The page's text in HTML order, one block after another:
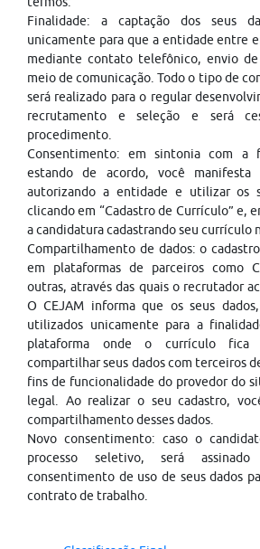
Finalidade: a captação dos seus
unicamente para que a entidade entre
mediante contato telefônico, envio
meio de comunicação. Todo o tipo de
será realizado para o regular
recrutamento e seleção e será
procedimento.
Consentimento: em sintonia com a
estando de acordo, você manifesta
autorizando a entidade e utilizar os
clicando em “Cadastro de Currículo” e,
a candidatura cadastrando seu currículo
Compartilhamento de dados: o
em plataformas de parceiros como
outras, através das quais o recrutador
O CEJAM informa que os seus
utilizados unicamente para a
plataforma onde o currículo fica
compartilhar seus dados com terceiros
fins de funcionalidade do provedor do
legal. Ao realizar o seu cadastro,
compartilhamento desses dados.
Novo consentimento: caso o
processo seletivo, será
consentimento de uso de seus dados
contrato de trabalho.